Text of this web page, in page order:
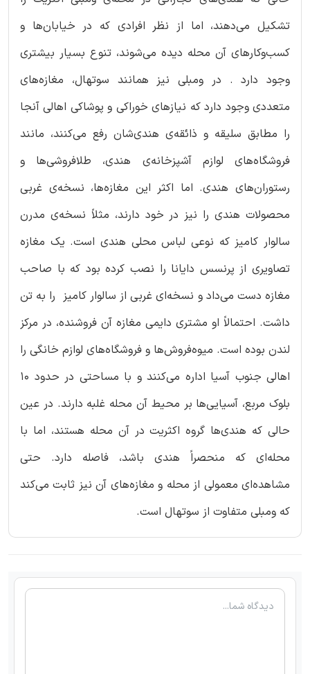
تشکیل می‌دهند، اما از نظر افرادی که در خیابان‌ها و
کسب‌وکارهای آن محله دیده می‌شوند، تنوع بسیار بیشتری
وجود دارد . در ومبلی نیز همانند سوتهال، مغازه‌های
متعددی وجود دارد که نیازهای خوراکی و پوشاکی اهالی آنجا
را مطابق سلیقه و ذائقه‌ی هندی‌شان رفع می‌کنند، مانند
فروشگاه‌های لوازم آشپزخانه‌ی هندی، طلافروشی‌ها و
رستوران‌های هندی. اما اکثر این مغازه‌ها، نسخه‌ی غربی
محصولات هندی را نیز در خود دارند، مثلاً نسخه‌ی مدرن
سالوار کامیز که نوعی لباس محلی هندی است. یک مغازه
تصاویری از پرنسس دایانا را نصب کرده بود که با صاحب
مغازه دست می‌داد و نسخه‌ای غربی‌ از سالوار کامیز را به تن
داشت. احتمالاً او مشتری دایمی مغازه آن فروشنده، در مرکز
لندن بوده است. میوه‌فروش‌ها و فروشگاه‌های لوازم خانگی را
اهالی جنوب آسیا اداره می‌کنند و با مساحتی در حدود 10
بلوک مربع، آسیایی‌ها بر محیط آن محله غلبه دارند. در عین
حالی که هندی‌ها گروه اکثریت در آن محله هستند، اما با
محله‌ای که منحصراً هندی باشد، فاصله دارد. حتی
مشاهده‌ای معمولی از محله و مغازه‌های آن نیز ثابت می‌کند
که ومبلی متفاوت از سوتهال است.